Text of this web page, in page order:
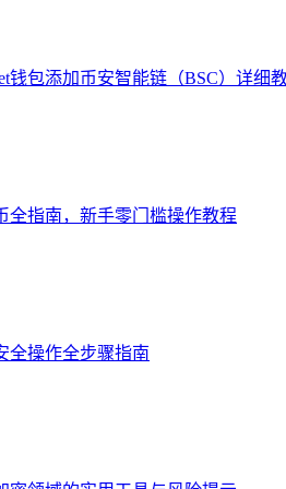
钱包添加币安智能链（BSC）详细
全指南，新手零门槛操作教程
全操作全步骤指南